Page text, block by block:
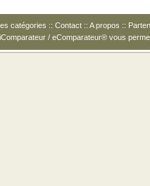
catégories :: Contact :: A propos ::
/ eComparateur® vous